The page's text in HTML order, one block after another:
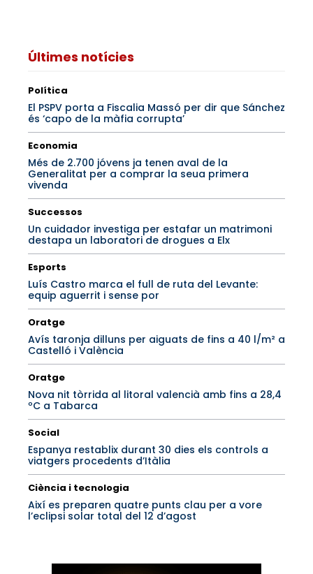
Últimes notícies
Política
El PSPV porta a Fiscalia Massó per dir que Sánchez
és ‘capo de la màfia corrupta’
Economia
Més de 2.700 jóvens ja tenen aval de la
Generalitat per a comprar la seua primera
vivenda
Successos
Un cuidador investiga per estafar un matrimoni
destapa un laboratori de drogues a Elx
Esports
Luís Castro marca el full de ruta del Levante:
equip aguerrit i sense por
Oratge
Avís taronja dilluns per aiguats de fins a 40 l/m² a
Castelló i València
Oratge
Nova nit tòrrida al litoral valencià amb fins a 28,4
ºC a Tabarca
Social
Espanya restablix durant 30 dies els controls a
viatgers procedents d’Itàlia
Ciència i tecnologia
Així es preparen quatre punts clau per a vore
l’eclipsi solar total del 12 d’agost